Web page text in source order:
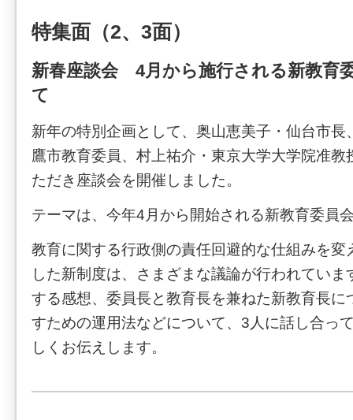
特集面（2、3面）
新春座談会 4月から施行される新教育
て
新年の特別企画として、奥山恵美子・仙台市長
鷹市教育委員、村上祐介・東京大学大学院准教
ただき座談会を開催しました。
テーマは、今年4月から開始される新教育委員
教育に関する行政側の責任回避的な仕組みを変
した新制度は、さまざまな議論が行われてい
する感想、委員長と教育長を兼ねた新教育長に
すための運用法などについて、3人に話し合っ
しくお伝えします。